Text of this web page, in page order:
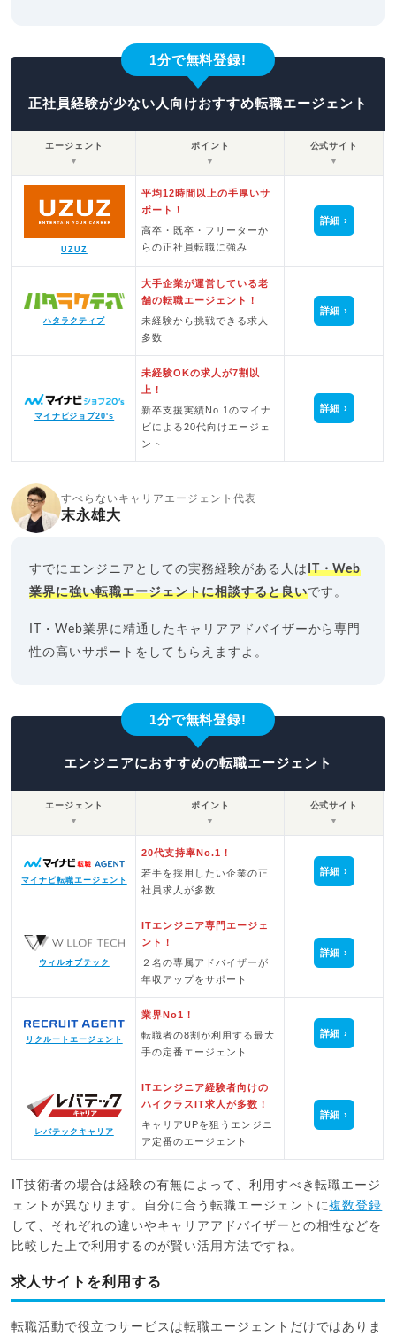
1分で無料登録!
正社員経験が少ない人向けおすすめ転職エージェント
エージェント
▼
ポイント
▼
公式サイト
▼
UZUZ
平均12時間以上の手厚いサ
ポート！
高卒・既卒・フリーターか
らの正社員転職に強み
詳細
ハタラクティブ
大手企業が運営している老
舗の転職エージェント！
未経験から挑戦できる求人
多数
詳細
マイナビジョブ20's
未経験OKの求人が7割以
上！
新卒支援実績No.1のマイナ
ビによる20代向けエージェ
ント
詳細
すべらないキャリアエージェント代表
末永雄大
すでにエンジニアとしての実務経験がある人はIT・Web
業界に強い転職エージェントに相談すると良いです。
IT・Web業界に精通したキャリアアドバイザーから専門
性の高いサポートをしてもらえますよ。
1分で無料登録!
エンジニアにおすすめの転職エージェント
エージェント
▼
ポイント
▼
公式サイト
▼
マイナビ転職エージェント
20代支持率No.1！
若手を採用したい企業の正
社員求人が多数
詳細
ウィルオブテック
ITエンジニア専門エージェ
ント！
２名の専属アドバイザーが
年収アップをサポート
詳細
リクルートエージェント
業界No1！
転職者の8割が利用する最大
手の定番エージェント
詳細
レバテックキャリア
ITエンジニア経験者向けの
ハイクラスIT求人が多数！
キャリアUPを狙うエンジニ
ア定番のエージェント
詳細
IT技術者の場合は経験の有無によって、利用すべき転職エージ
ェントが異なります。自分に合う転職エージェントに複数登録
して、それぞれの違いやキャリアアドバイザーとの相性などを
比較した上で利用するのが賢い活用方法ですね。
求人サイトを利用する
転職活動で役立つサービスは転職エージェントだけではありま